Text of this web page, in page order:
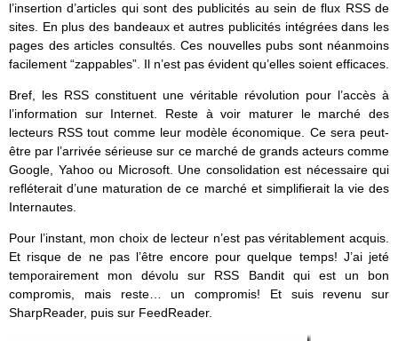
l’insertion d’articles qui sont des publicités au sein de flux RSS de
sites. En plus des bandeaux et autres publicités intégrées dans les
pages des articles consultés. Ces nouvelles pubs sont néanmoins
facilement “zappables”. Il n’est pas évident qu’elles soient efficaces.
Bref, les RSS constituent une véritable révolution pour l’accès à
l’information sur Internet. Reste à voir maturer le marché des
lecteurs RSS tout comme leur modèle économique. Ce sera peut-
être par l’arrivée sérieuse sur ce marché de grands acteurs comme
Google, Yahoo ou Microsoft. Une consolidation est nécessaire qui
refléterait d’une maturation de ce marché et simplifierait la vie des
Internautes.
Pour l’instant, mon choix de lecteur n’est pas véritablement acquis.
Et risque de ne pas l’être encore pour quelque temps! J’ai jeté
temporairement mon dévolu sur RSS Bandit qui est un bon
compromis, mais reste… un compromis! Et suis revenu sur
SharpReader, puis sur FeedReader.